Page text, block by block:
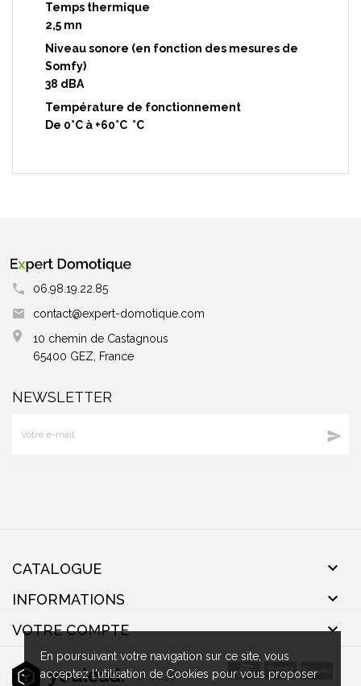
En poursuivant votre navigation sur ce site, vous
acceptez l'utilisation de Cookies pour vous proposer
Temps thermique
2,5 mn
Niveau sonore (en fonction des mesures de
Somfy)
38 dBA
Température de fonctionnement
De 0°C à +60°C °C
06.98.19.22.85
contact@expert-domotique.com
10 chemin de Castagnous
65400 GEZ, France
NEWSLETTER

CATALOGUE 
INFORMATIONS 
VOTRE COMPTE 
- © 2026